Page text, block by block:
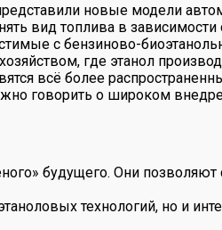
новые модели
вид топлива в зависимости
с бензиново-
где этанол
всё более
говорить о широком
будущего. Они
технологий, но и